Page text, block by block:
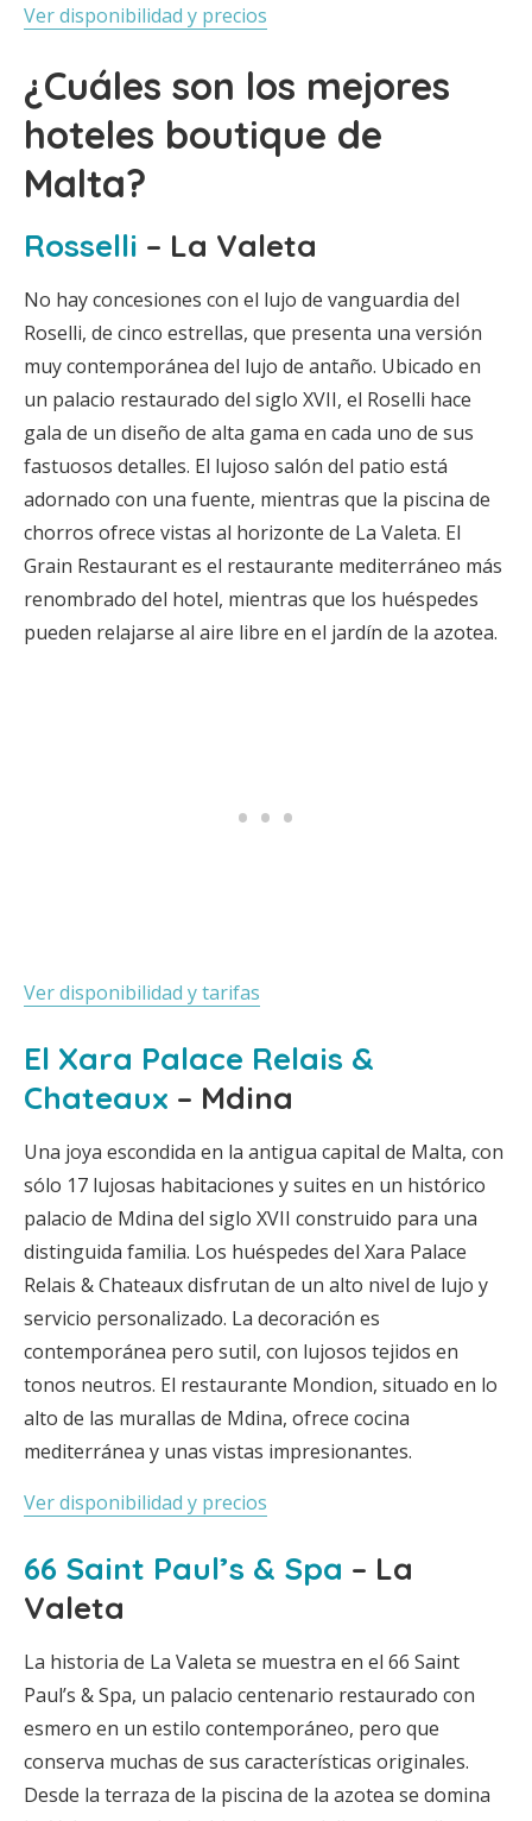
Ver disponibilidad y precios
¿Cuáles son los mejores
hoteles boutique de
Malta?
Rosselli – La Valeta
No hay concesiones con el lujo de vanguardia del
Roselli, de cinco estrellas, que presenta una versión
muy contemporánea del lujo de antaño. Ubicado en
un palacio restaurado del siglo XVII, el Roselli hace
gala de un diseño de alta gama en cada uno de sus
fastuosos detalles. El lujoso salón del patio está
adornado con una fuente, mientras que la piscina de
chorros ofrece vistas al horizonte de La Valeta. El
Grain Restaurant es el restaurante mediterráneo más
renombrado del hotel, mientras que los huéspedes
pueden relajarse al aire libre en el jardín de la azotea.
Ver disponibilidad y tarifas
El Xara Palace Relais &
Chateaux – Mdina
Una joya escondida en la antigua capital de Malta, con
sólo 17 lujosas habitaciones y suites en un histórico
palacio de Mdina del siglo XVII construido para una
distinguida familia. Los huéspedes del Xara Palace
Relais & Chateaux disfrutan de un alto nivel de lujo y
servicio personalizado. La decoración es
contemporánea pero sutil, con lujosos tejidos en
tonos neutros. El restaurante Mondion, situado en lo
alto de las murallas de Mdina, ofrece cocina
mediterránea y unas vistas impresionantes.
Ver disponibilidad y precios
66 Saint Paul’s & Spa – La
Valeta
La historia de La Valeta se muestra en el 66 Saint
Paul’s & Spa, un palacio centenario restaurado con
esmero en un estilo contemporáneo, pero que
conserva muchas de sus características originales.
Desde la terraza de la piscina de la azotea se domina